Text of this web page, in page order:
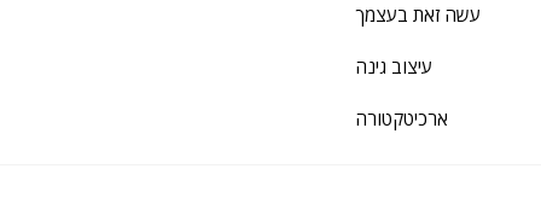
עשה זאת בעצמך
עיצוב גינה
ארכיטקטורה